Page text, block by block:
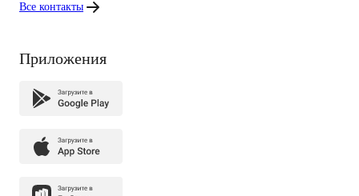
Все контакты
Приложения